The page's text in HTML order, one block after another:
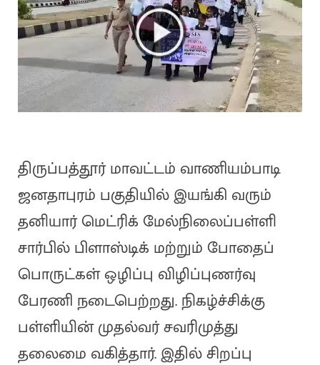
திருப்பத்தூர் மாவட்டம் வாணியம்பாடி
ஜனதாபுரம் பகுதியில் இயங்கி வரும்
தனியார் மெட்ரிக் மேல்நிலைப்பள்ளி
சார்பில் பிளாஸ்டிக் மற்றும் போதைப்
பொருட்கள் ஒழிப்பு விழிப்புணர்வு
பேரணி நடைபெற்றது. நிகழ்ச்சிக்கு
பள்ளியின் முதல்வர் சவரிமுத்து
தலைமை வகித்தார். இதில் சிறப்பு